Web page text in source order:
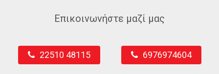
Επικοινωνήστε μαζί μας
22510 48115 6976974604